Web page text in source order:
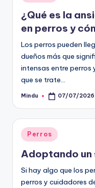
en
¿Qué es la
en perros y
Los perros pueden
dueños más que
intensas entre perros
que se trate…
Publicado
Mindu 07/07/2026
Publicado
en
Perros
Adoptando un
Si hay algo que los
perros y cuidadores